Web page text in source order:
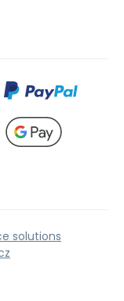
solutions